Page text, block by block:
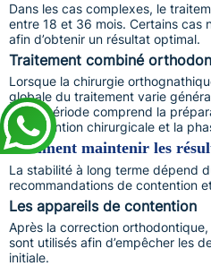
Dans les cas complexes, le
entre 18 et 36 mois. Certains cas
afin d’obtenir un résultat optimal.
Traitement combiné
Lorsque la chirurgie
globale du traitement varie
Cette période comprend la
l’intervention chirurgicale et la
Comment maintenir les
La stabilité à long terme dépend
recommandations de contention
Les appareils de contention
Après la correction
sont utilisés afin d’empêcher les
initiale.